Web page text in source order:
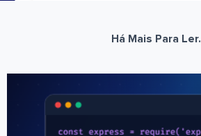
Há Mais Para Ler.